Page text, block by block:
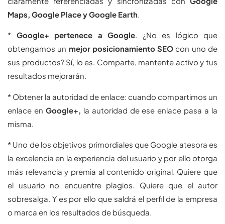
Maps, Google Place y Google Earth.
* Google+ pertenece a Google. ¿No es lógico que
obtengamos un mejor posicionamiento SEO con uno de
sus productos? Sí, lo es. Comparte, mantente activo y tus
resultados mejorarán.
* Obtener la autoridad de enlace: cuando compartimos un
enlace en Google+,
la autoridad de ese enlace pasa a la
misma.
* Uno de los objetivos primordiales que Google atesora es
la excelencia en la experiencia del usuario y por ello otorga
más relevancia y premia al contenido original. Quiere que
el usuario no encuentre plagios. Quiere que el autor
sobresalga. Y es por ello que saldrá el perfil de la empresa
o marca en los resultados de búsqueda.